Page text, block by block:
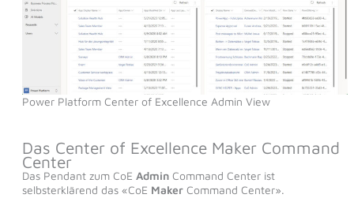
Power Platform Center of Excellence Admin View
Das Center of Excellence Maker Command
Center
Das Pendant zum CoE AdminCommand Center ist
selbsterklärend das «CoE MakerCommand Center».